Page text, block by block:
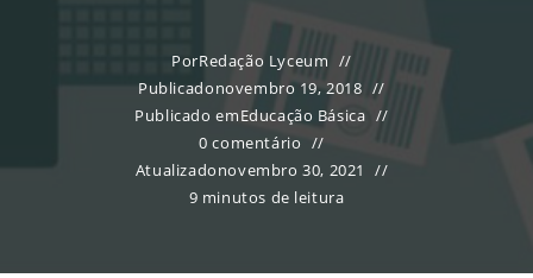
PorRedação Lyceum
Publicadonovembro 19, 2018
Publicado emEducação Básica
0 comentário
Atualizadonovembro 30, 2021
9 minutos de leitura